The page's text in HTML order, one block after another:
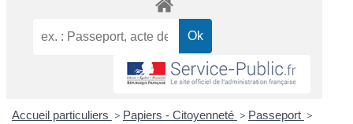
Accueil particuliers > Papiers - Citoyenneté > Passeport >